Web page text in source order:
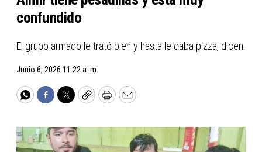
confundido
El grupo armado le trató bien y hasta le daba pizza, dicen.
Junio 6, 2026 11:22 a. m.
WhatsApp
Facebook
TwitterCopyPrintEmail